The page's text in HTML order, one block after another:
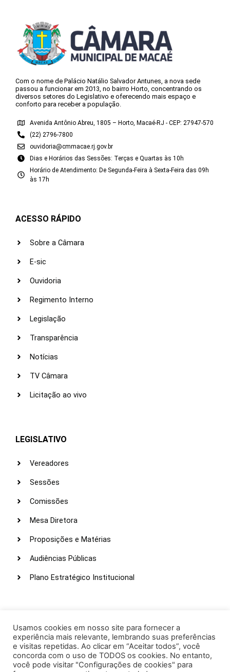
Com o nome de Palácio Natálio Salvador Antunes, a nova sede
passou a funcionar em 2013, no bairro Horto, concentrando os
diversos setores do Legislativo e oferecendo mais espaço e
conforto para receber a população.
Avenida Antônio Abreu, 1805 – Horto, Macaé-RJ - CEP: 27947-570
(22) 2796-7800
ouvidoria@cmmacae.rj.gov.br
Dias e Horários das Sessões: Terças e Quartas às 10h
Horário de Atendimento: De Segunda-Feira à Sexta-Feira das 09h
às 17h
ACESSO RÁPIDO
Sobre a Câmara
E-sic
Ouvidoria
Regimento Interno
Legislação
Transparência
Notícias
TV Câmara
Licitação ao vivo
LEGISLATIVO
Vereadores
Sessões
Comissões
Mesa Diretora
Proposições e Matérias
Audiências Públicas
Plano Estratégico Institucional
Webmail
Intranet
Administração
Usamos cookies em nosso site para fornecer a
experiência mais relevante, lembrando suas preferências
e visitas repetidas. Ao clicar em “Aceitar todos”, você
concorda com o uso de TODOS os cookies. No entanto,
você pode visitar "Configurações de cookies" para